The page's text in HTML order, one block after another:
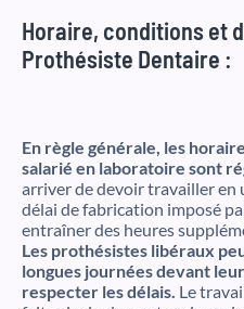
Horaire, conditions et
Prothésiste Dentaire :
En règle générale, les
salarié en laboratoire sont
arriver de devoir travailler en
délai de fabrication imposé
entraîner des heures
Les prothésistes libéraux
longues journées devant
respecter les délais. Le